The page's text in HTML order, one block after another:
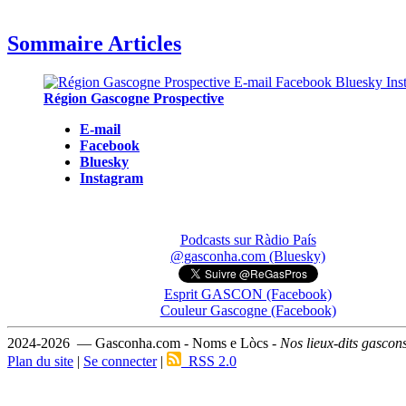
Sommaire Articles
Région Gascogne Prospective
E-mail
Facebook
Bluesky
Instagram
Podcasts sur Ràdio País
@gasconha.com (Bluesky)
Esprit GASCON (Facebook)
Couleur Gascogne (Facebook)
2024-2026 — Gasconha.com - Noms e Lòcs - Nos lieux-dits
Plan du site | Se connecter| RSS 2.0